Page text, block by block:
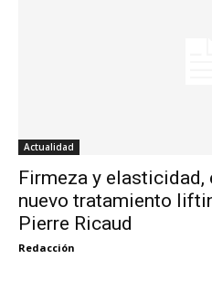
Actualidad
Firmeza y elasticidad,
nuevo tratamiento
Pierre Ricaud
Redacción